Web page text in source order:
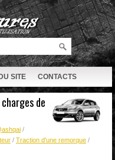
SITE CONTACTS
de
/
/ Traction d'une remorque /